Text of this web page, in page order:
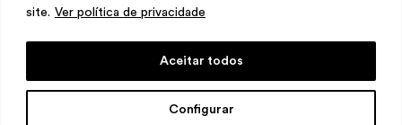
site. Ver política de privacidade
Configurar
Aceitar todos